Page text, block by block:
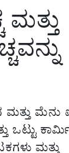
ಮತ್ತು
ಒಟ್ಟು
ಮತ್ತು